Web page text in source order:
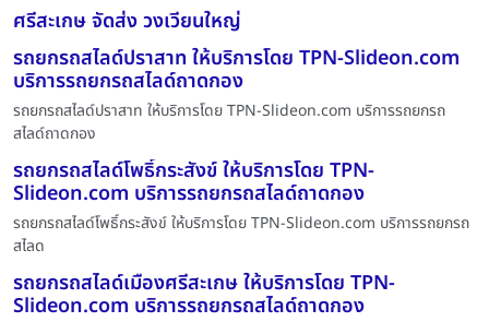
ศรีสะเกษ จัดส่ง วงเวียนใหญ่
รถยกรถสไลด์ปราสาท ให้บริการโดย TPN-Slideon.com
บริการรถยกรถสไลด์ถาดกอง
รถยกรถสไลด์ปราสาท ให้บริการโดย TPN-Slideon.com บริการรถยกรถ
สไลด์ถาดกอง
รถยกรถสไลด์โพธิ์กระสังข์ ให้บริการโดย TPN-
Slideon.com บริการรถยกรถสไลด์ถาดกอง
รถยกรถสไลด์โพธิ์กระสังข์ ให้บริการโดย TPN-Slideon.com บริการรถยกรถ
สไลด
รถยกรถสไลด์เมืองศรีสะเกษ ให้บริการโดย TPN-
Slideon.com บริการรถยกรถสไลด์ถาดกอง